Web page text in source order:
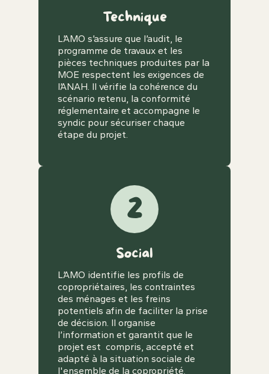
Technique
L’AMO s’assure que l’audit, le
programme de travaux et les
pièces techniques produites par la
MOE respectent les exigences de
l’ANAH. Il vérifie la cohérence du
scénario retenu, la conformité
réglementaire et accompagne le
syndic pour sécuriser chaque
étape du projet.
2
Social
L’AMO identifie les profils de
copropriétaires, les contraintes
des ménages et les freins
potentiels afin de faciliter la prise
de décision. Il organise
l’information et garantit que le
projet est compris, accepté et
adapté à la situation sociale de
l'ensemble de la copropriété.